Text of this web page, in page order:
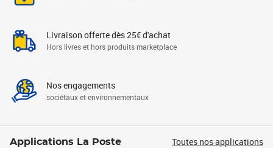
Livraison offerte dès 25€ d'achat
Hors livres et hors produits marketplace
Nos engagements
sociétaux et environnementaux
Applications La Poste Toutes nos applications